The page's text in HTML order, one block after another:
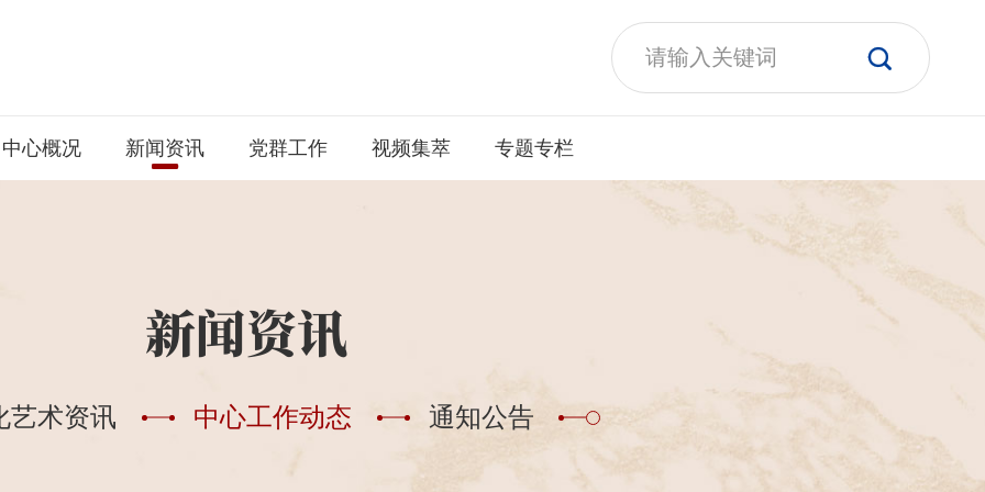
中心概况 新闻资讯 党群工作 视频集萃 专题专栏
新闻资讯
艺术资讯 中心工作动态 通知公告